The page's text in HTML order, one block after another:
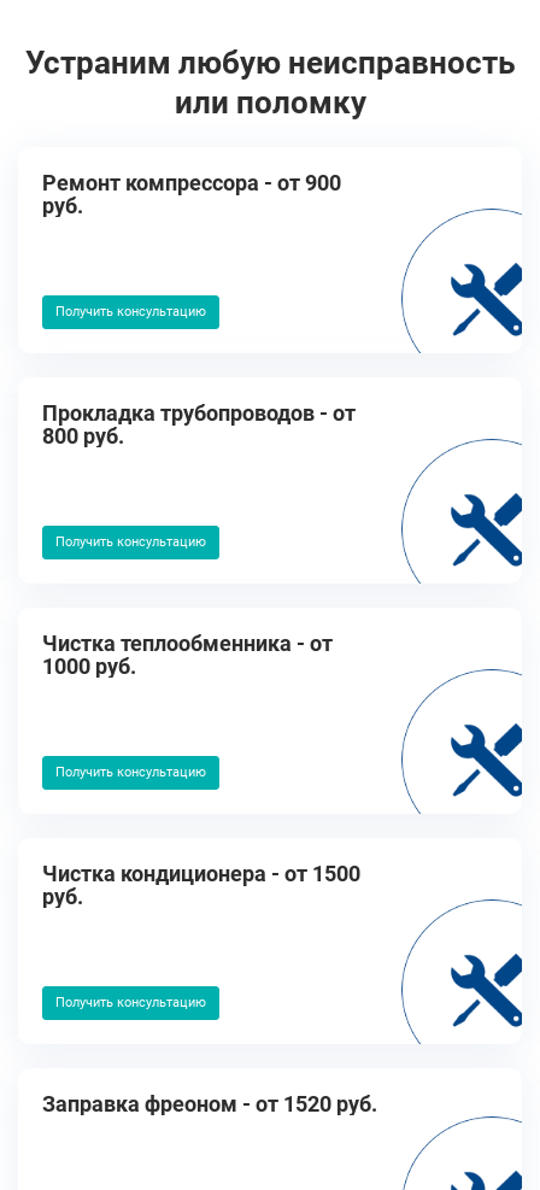
Устраним любую неисправность
или поломку
Ремонт компрессора - от 900
руб.
Получить консультацию
Прокладка трубопроводов - от
800 руб.
Получить консультацию
Чистка теплообменника - от
1000 руб.
Получить консультацию
Чистка кондиционера - от 1500
руб.
Получить консультацию
Заправка фреоном - от 1520 руб.